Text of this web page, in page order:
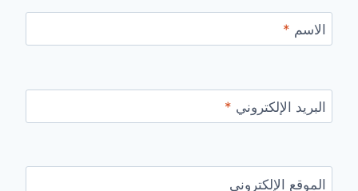
الاسم *
البريد الإلكتروني *
الموقع الإلكتروني